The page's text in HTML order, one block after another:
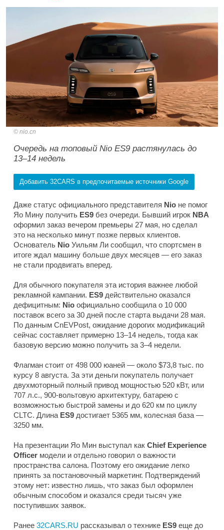
nio.cn
Очередь на топовый Nio ES9 растянулась до
13–14 недель
Добавить 32CARS в предпочитаемые источники Google
Даже статус официального представителя Nio не помог
Яо Мину получить ES9 без очереди. Бывший игрок NBA
оформил заказ вечером премьеры 27 мая, но сделал
это на несколько минут позже первых клиентов.
Основатель Nio Уильям Ли сообщил, что спортсмен в
итоге ждал машину больше двух месяцев — его заказ
не стали продвигать вперед.
Для обычного покупателя эта история важнее любой
рекламной кампании. ES9 действительно оказался
дефицитным: Nio официально сообщила о 10 000
поставок всего за 30 дней после старта выдачи 28 мая.
По данным CnEVPost, ожидание дорогих модификаций
сейчас составляет примерно 13–14 недель, тогда как
базовую версию можно получить за 3–4 недели.
Флагман стоит от 498 000 юаней — около $73,8 тыс. по
курсу 8 августа. За эти деньги покупатель получает
двухмоторный полный привод мощностью 520 кВт, или
707 л.с., 900-вольтовую архитектуру, батарею с
возможностью быстрой замены и до 620 км по циклу
CLTC. Длина ES9 достигает 5365 мм, колесная база —
3250 мм.
На презентации Яо Мин выступал как Chief Experience
Officer модели и отдельно говорил о важности
пространства салона. Поэтому его ожидание легко
принять за постановочный маркетинг. Подтверждений
этому нет: известно лишь, что заказ был оформлен
обычным способом и оказался среди тысяч уже
поступивших заявок.
Ранее 32CARS.RU рассказывал о технике ES9 еще до